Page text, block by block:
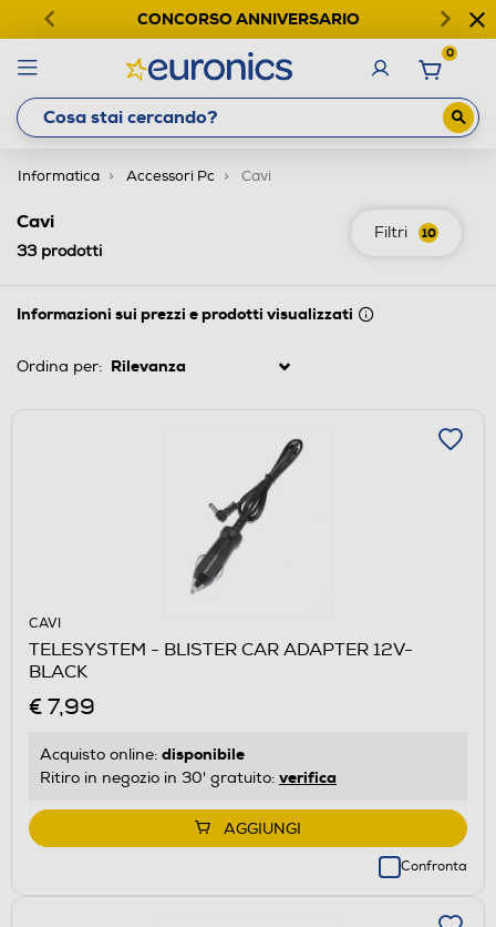
CONCORSO ANNIVERSARIO
0
Informatica Accessori Pc Cavi
Filtri 10
Cavi
33prodotti
Informazioni sui prezzi e prodotti visualizzati
Ordina per:
CAVI
TELESYSTEM - BLISTER CAR ADAPTER 12V-
BLACK
€ 7,99
Acquisto online: disponibile
Ritiro in negozio in 30' gratuito: verifica
AGGIUNGI
Confronta